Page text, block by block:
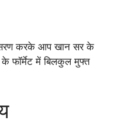
करके आप खान सर के
के फॉर्मेट में बिलकुल मुफ्त